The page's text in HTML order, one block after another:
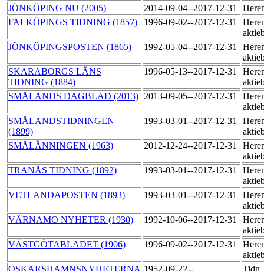
JÖNKÖPING NU (2005)
2014-09-04--2017-12-31
FALKÖPINGS TIDNING (1857)
1996-09-02--2017-12-31
JÖNKÖPINGSPOSTEN (1865)
1992-05-04--2017-12-31
SKARABORGS LÄNS
TIDNING (1884)
1996-05-13--2017-12-31
SMÅLANDS DAGBLAD (2013) 2013-09-05--2017-12-31
SMÅLANDSTIDNINGEN
(1899)
1993-03-01--2017-12-31
SMÅLÄNNINGEN (1963)
2012-12-24--2017-12-31
TRANÅS TIDNING (1892)
1993-03-01--2017-12-31
VETLANDAPOSTEN (1893)
1993-03-01--2017-12-31
VÄRNAMO NYHETER (1930)
1992-10-06--2017-12-31
VÄSTGÖTABLADET (1906)
1996-09-02--2017-12-31